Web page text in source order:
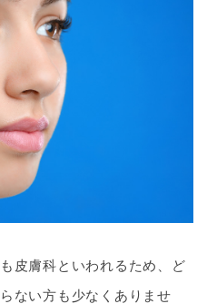
皮膚科といわれるため、ど
ない方も少なくありませ